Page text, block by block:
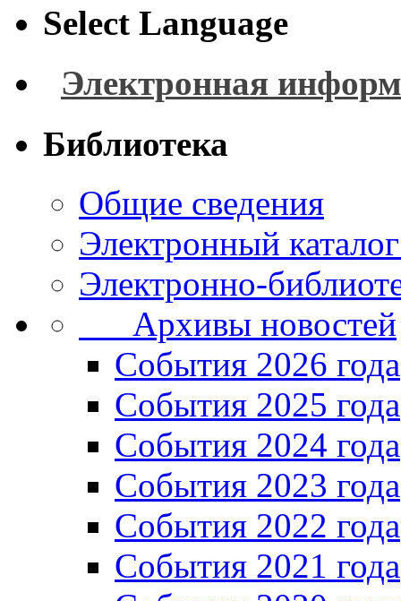
Select Language
Электронная
Библиотека
Общие сведения
Электронный
Электронно-
Архивы новостей
Cобытия 2026 года
События 2025 года
События 2024 года
События 2023 года
Cобытия 2022 года
Cобытия 2021 года